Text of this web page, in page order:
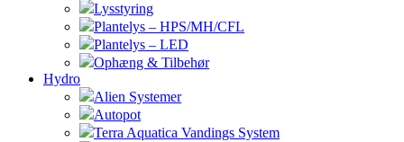
Lysstyring
Plantelys – HPS/MH/CFL
Plantelys – LED
Ophæng & Tilbehør
Hydro
Alien Systemer
Autopot
Terra Aquatica Vandings System